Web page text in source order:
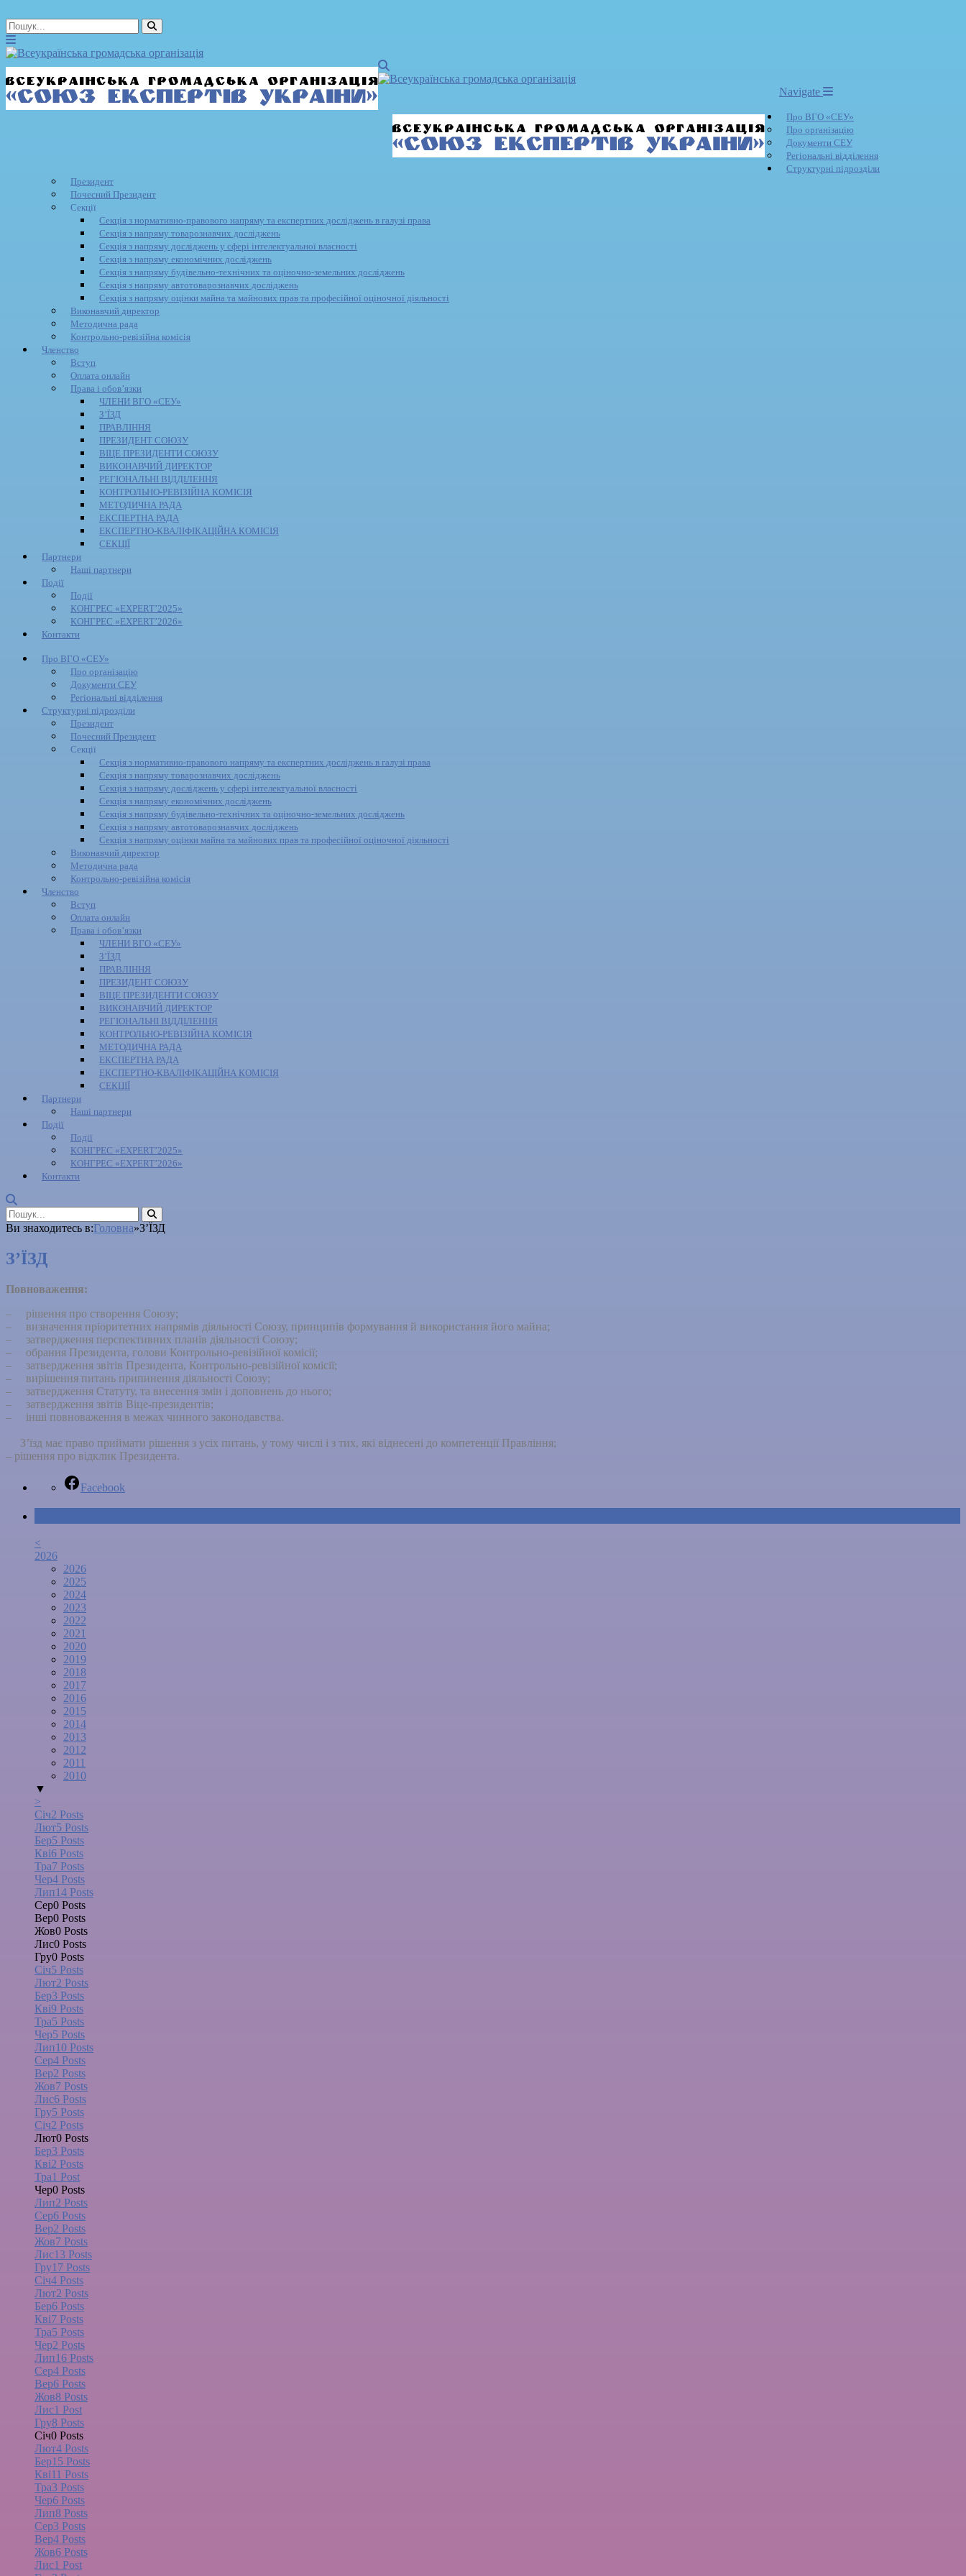
Navigate
Про ВГО «СЕУ»
Про організацію
Документи СЕУ
Регіональні відділення
Структурні підрозділи
Президент
Почесний Президент
Секції
Секція з нормативно-правового напряму та експертних досліджень в галузі права
Секція з напряму товарознавчих досліджень
Секція з напряму досліджень у сфері інтелектуальної власності
Секція з напряму економічних досліджень
Секція з напряму будівельно-технічних та оціночно-земельних досліджень
Секція з напряму автотоварознавчих досліджень
Секція з напряму оцінки майна та майнових прав та професійної оціночної діяльності
Виконавчий директор
Методична рада
Контрольно-ревізійна комісія
Членство
Вступ
Оплата онлайн
Права і обов’язки
ЧЛЕНИ ВГО «СЕУ»
З’ЇЗД
ПРАВЛІННЯ
ПРЕЗИДЕНТ СОЮЗУ
ВІЦЕ ПРЕЗИДЕНТИ СОЮЗУ
ВИКОНАВЧИЙ ДИРЕКТОР
РЕГІОНАЛЬНІ ВІДДІЛЕННЯ
КОНТРОЛЬНО-РЕВІЗІЙНА КОМІСІЯ
МЕТОДИЧНА РАДА
ЕКСПЕРТНА РАДА
ЕКСПЕРТНО-КВАЛІФІКАЦІЙНА КОМІСІЯ
СЕКЦІЇ
Партнери
Наші партнери
Події
Події
КОНГРЕС «EXPERT’2025»
КОНГРЕС «EXPERT’2026»
Контакти
Про ВГО «СЕУ»
Про організацію
Документи СЕУ
Регіональні відділення
Структурні підрозділи
Президент
Почесний Президент
Секції
Секція з нормативно-правового напряму та експертних досліджень в галузі права
Секція з напряму товарознавчих досліджень
Секція з напряму досліджень у сфері інтелектуальної власності
Секція з напряму економічних досліджень
Секція з напряму будівельно-технічних та оціночно-земельних досліджень
Секція з напряму автотоварознавчих досліджень
Секція з напряму оцінки майна та майнових прав та професійної оціночної діяльності
Виконавчий директор
Методична рада
Контрольно-ревізійна комісія
Членство
Вступ
Оплата онлайн
Права і обов’язки
ЧЛЕНИ ВГО «СЕУ»
З’ЇЗД
ПРАВЛІННЯ
ПРЕЗИДЕНТ СОЮЗУ
ВІЦЕ ПРЕЗИДЕНТИ СОЮЗУ
ВИКОНАВЧИЙ ДИРЕКТОР
РЕГІОНАЛЬНІ ВІДДІЛЕННЯ
КОНТРОЛЬНО-РЕВІЗІЙНА КОМІСІЯ
МЕТОДИЧНА РАДА
ЕКСПЕРТНА РАДА
ЕКСПЕРТНО-КВАЛІФІКАЦІЙНА КОМІСІЯ
СЕКЦІЇ
Партнери
Наші партнери
Події
Події
КОНГРЕС «EXPERT’2025»
КОНГРЕС «EXPERT’2026»
Контакти
Ви знаходитесь в:Головна»З’ЇЗД
З’ЇЗД
Повноваження:
– рішення про створення Союзу;
– визначення пріоритетних напрямів діяльності Союзу, принципів формування й використання його майна;
– затвердження перспективних планів діяльності Союзу;
– обрання Президента, голови Контрольно-ревізійної комісії;
– затвердження звітів Президента, Контрольно-ревізійної комісії;
– вирішення питань припинення діяльності Союзу;
– затвердження Статуту, та внесення змін і доповнень до нього;
– затвердження звітів Віце-президентів;
– інші повноваження в межах чинного законодавства.
З’їзд має право приймати рішення з усіх питань, у тому числі і з тих, які віднесені до компетенції Правління;
– рішення про відклик Президента.
Facebook
<
2026
2026
2025
2024
2023
2022
2021
2020
2019
2018
2017
2016
2015
2014
2013
2012
2011
2010
▼
>
Січ2 Posts
Лют5 Posts
Бер5 Posts
Кві6 Posts
Тра7 Posts
Чер4 Posts
Лип14 Posts
Сер0 Posts
Вер0 Posts
Жов0 Posts
Лис0 Posts
Гру0 Posts
Січ5 Posts
Лют2 Posts
Бер3 Posts
Кві9 Posts
Тра5 Posts
Чер5 Posts
Лип10 Posts
Сер4 Posts
Вер2 Posts
Жов7 Posts
Лис6 Posts
Гру5 Posts
Січ2 Posts
Лют0 Posts
Бер3 Posts
Кві2 Posts
Тра1 Post
Чер0 Posts
Лип2 Posts
Сер6 Posts
Вер2 Posts
Жов7 Posts
Лис13 Posts
Гру17 Posts
Січ4 Posts
Лют2 Posts
Бер6 Posts
Кві7 Posts
Тра5 Posts
Чер2 Posts
Лип16 Posts
Сер4 Posts
Вер6 Posts
Жов8 Posts
Лис1 Post
Гру8 Posts
Січ0 Posts
Лют4 Posts
Бер15 Posts
Кві11 Posts
Тра3 Posts
Чер6 Posts
Лип8 Posts
Сер3 Posts
Вер4 Posts
Жов6 Posts
Лис1 Post